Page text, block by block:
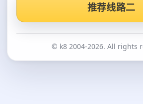
推荐线路二
© k8 2004-2026. All rights